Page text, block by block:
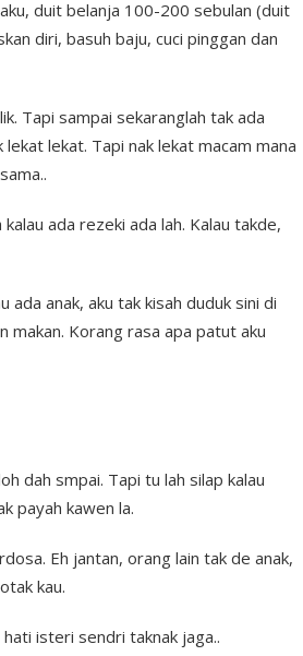
duit belanja 100-200 sebulan (duit
diri, basuh baju, cuci pinggan dan
Tapi sampai sekaranglah tak ada
lekat. Tapi nak lekat macam mana
ada rezeki ada lah. Kalau takde,
ada anak, aku tak kisah duduk sini di
Korang rasa apa patut aku
dah smpai. Tapi tu lah silap kalau
payah kawen la.
Eh jantan, orang lain tak de anak,
kau.
isteri sendri taknak jaga..